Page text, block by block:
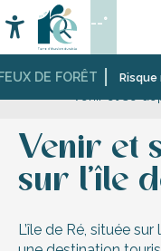
au
contenu
principalDE FORÊT Risque
Recherche
--°
Accueil
Venir et
sur l’île
L’île de Ré, située